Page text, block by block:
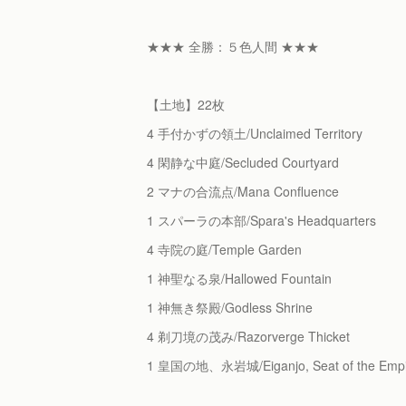
★★★ 全勝：５色人間 ★★★
【土地】22枚
4 手付かずの領土/Unclaimed Territory
4 閑静な中庭/Secluded Courtyard
2 マナの合流点/Mana Confluence
1 スパーラの本部/Spara's Headquarters
4 寺院の庭/Temple Garden
1 神聖なる泉/Hallowed Fountain
1 神無き祭殿/Godless Shrine
4 剃刀境の茂み/Razorverge Thicket
1 皇国の地、永岩城/Eiganjo, Seat of the